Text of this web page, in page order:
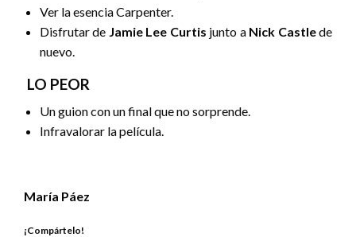
Ver la esencia Carpenter.
Disfrutar de Jamie Lee Curtis junto a Nick Castlede
nuevo.
LO PEOR
Un guion con un final que no sorprende.
Infravalorar la película.
María Páez
¡Compártelo!